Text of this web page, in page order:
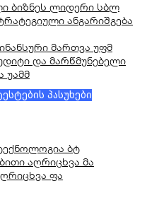
ბიზნეს ლიდერი სბლ
ანგარიშგება
მართვა უფმ
და მარწმუნებელი
უამმ
პასუხები
ბტ
აღრიცხვა მა
ფა